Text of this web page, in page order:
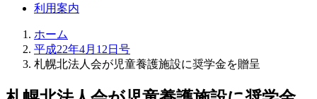
利用案内
ホーム
平成22年4月12日号
札幌北法人会が児童養護施設に奨学金を贈呈